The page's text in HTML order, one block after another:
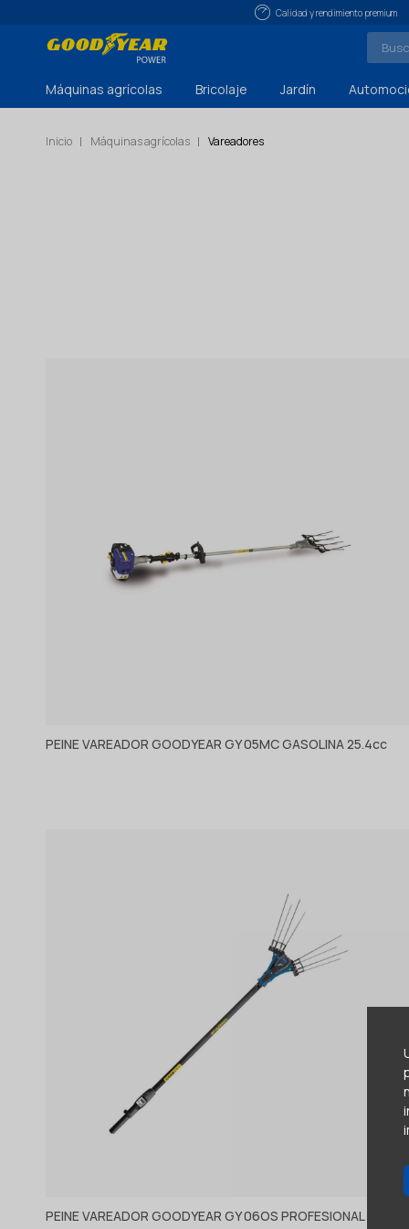
Calidad y rendimiento premium
Máquinas agrícolas Bricolaje Jardín
Inicio Máquinas agrícolas Vareadores
PEINE VAREADOR GOODYEAR GY 05MC GASOLINA 25.4cc
PEINE VAREADOR GOODYEAR GY 06OS PROFESIONAL